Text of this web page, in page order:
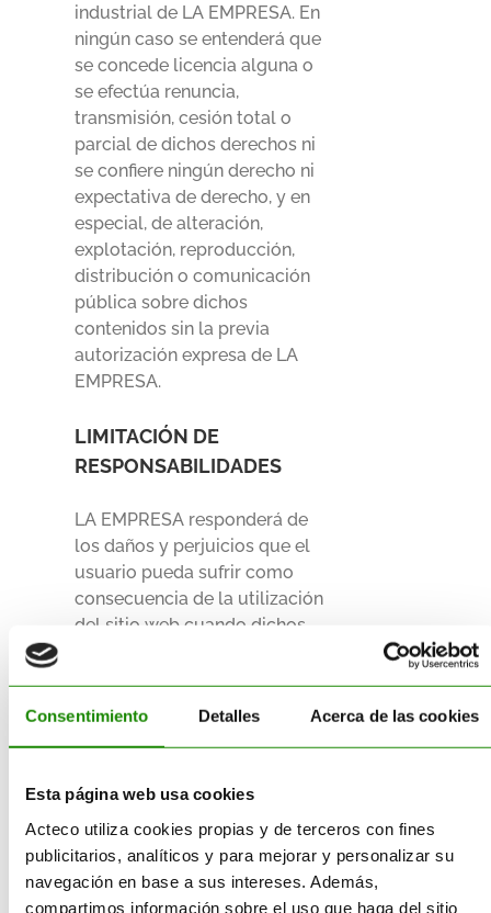
Consentimiento Detalles Acerca de las cookies
Esta página web usa cookies
Acteco utiliza cookies propias y de terceros con fines
publicitarios, analíticos y para mejorar y personalizar su
navegación en base a sus intereses. Además,
compartimos información sobre el uso que haga del sitio
industrial de LA EMPRESA. En
ningún caso se entenderá que
se concede licencia alguna o
se efectúa renuncia,
transmisión, cesión total o
parcial de dichos derechos ni
se confiere ningún derecho ni
expectativa de derecho, y en
especial, de alteración,
explotación, reproducción,
distribución o comunicación
pública sobre dichos
contenidos sin la previa
autorización expresa de LA
EMPRESA.
LIMITACIÓN DE
RESPONSABILIDADES
LA EMPRESA responderá de
los daños y perjuicios que el
usuario pueda sufrir como
consecuencia de la utilización
del sitio web cuando dichos
incorrecta de esta entidad,
requisitos legales y
reglamentariamente
establecidos. Es
responsabilidad del usuario
adoptar todas las medidas